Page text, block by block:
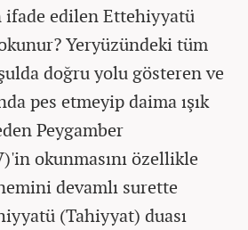
ifade edilen Ettehiyyatü
Yeryüzündeki tüm
doğru yolu gösteren ve
pes etmeyip daima ışık
Peygamber
okunmasını özellikle
devamlı surette
(Tahiyyat) duası